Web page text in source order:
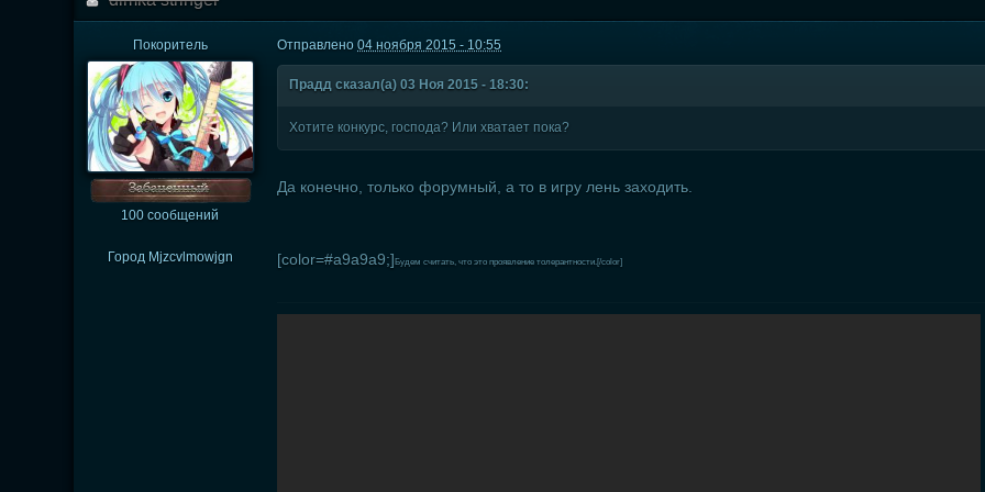
Покоритель
100 сообщений
Город Mjzcvlmowjgn
Отправлено04 ноября 2015 - 10:55
Прадд сказал(а) 03 Ноя 2015 - 18:30:
Хотите конкурс, господа? Или хватает пока?
Да конечно, только форумный, а то в игру лень заходить.
[color=#a9a9a9;]Будем считать, что это проявление толерантности.[/color]